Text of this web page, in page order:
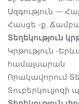
Ազգություն — Հայ
Հասցե -ք.
Տեղեկություն
Կրթություն -
համալսարան
Որակավորում